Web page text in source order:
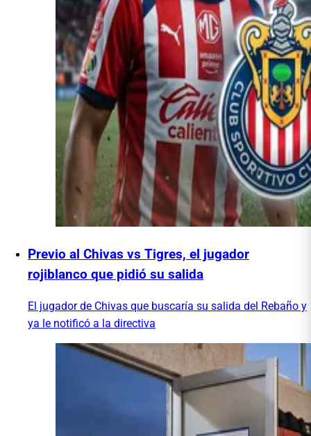
Previo al Chivas vs Tigres, el jugador
rojiblanco que pidió su salida
El jugador de Chivas que buscaría su salida del Rebaño y
ya le notificó a la directiva